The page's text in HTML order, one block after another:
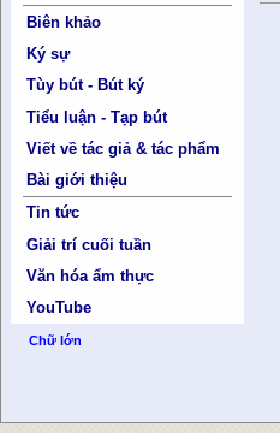
Biên khảo
Ký sự
Tùy bút - Bút ký
Tiểu luận - Tạp bút
Viết về tác giả & tác phẩm
Bài giới thiệu
Tin tức
Giải trí cuối tuần
Văn hóa ẩm thực
YouTube
Chữ lớn